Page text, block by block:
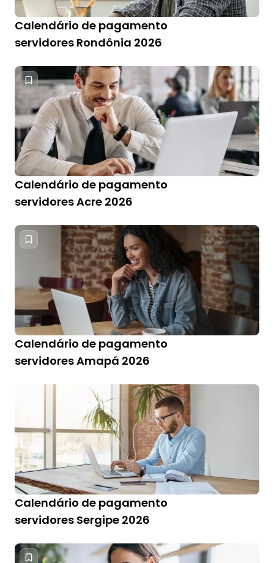
Calendário de pagamento
servidores Rondônia 2026
Calendário de pagamento
servidores Acre 2026
Calendário de pagamento
servidores Amapá 2026
Calendário de pagamento
servidores Sergipe 2026